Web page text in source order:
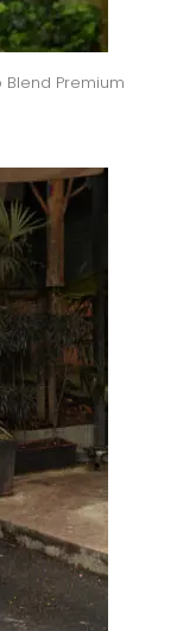
Blend Premium